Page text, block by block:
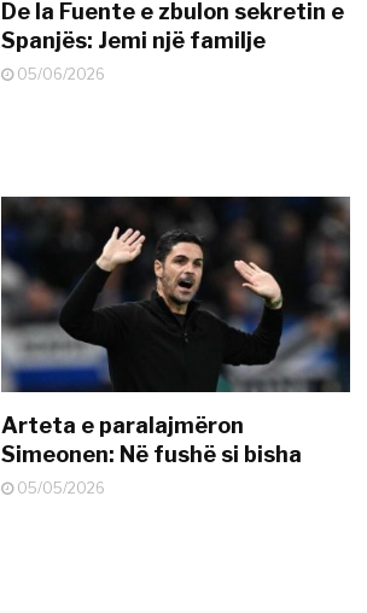
De la Fuente e zbulon sekretin e
Spanjës: Jemi një familje
05/06/2026
Arteta e paralajmëron
Simeonen: Në fushë si bisha
05/05/2026